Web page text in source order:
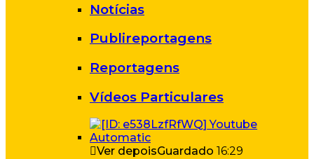
Notícias
Publireportagens
Reportagens
Vídeos Particulares
Ver depoisGuardado 16:29